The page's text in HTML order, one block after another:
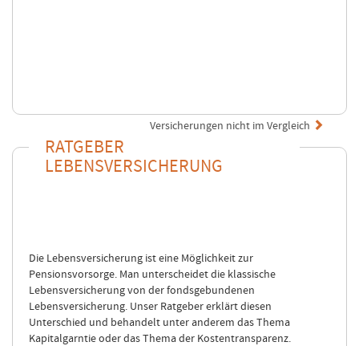
Versicherungen nicht im Vergleich
RATGEBER
LEBENSVERSICHERUNG
Die Lebensversicherung ist eine Möglichkeit zur
Pensionsvorsorge. Man unterscheidet die klassische
Lebensversicherung von der fondsgebundenen
Lebensversicherung. Unser Ratgeber erklärt diesen
Unterschied und behandelt unter anderem das Thema
Kapitalgarntie oder das Thema der Kostentransparenz.